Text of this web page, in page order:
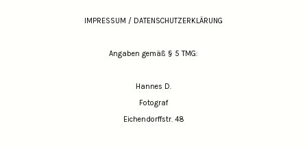
IMPRESSUM / DATENSCHUTZERKLÄRUNG
Angaben gemäß § 5 TMG:
Hannes D.
Fotograf
Eichendorffstr. 48